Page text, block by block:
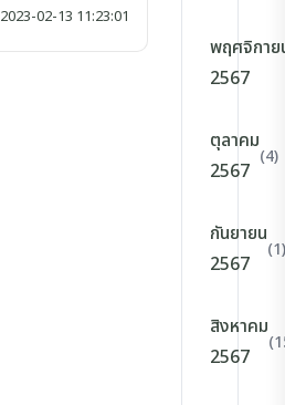
2023-02-13 11:23:01
พฤศจิกาย
2567
ตุลาคม
2567
(4)
กันยายน
2567
(1)
สิงหาคม
2567